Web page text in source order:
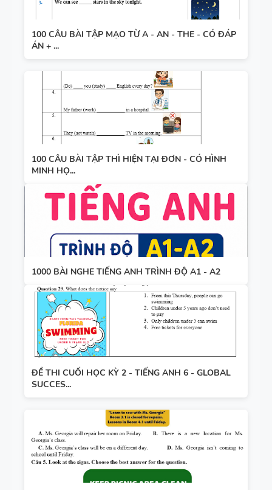
100 CÂU BÀI TẬP MẠO TỪ A - AN - THE - CÓ ĐÁP
ÁN + ...
100 CÂU BÀI TẬP THÌ HIỆN TẠI ĐƠN - CÓ HÌNH
MINH HỌ...
1000 BÀI NGHE TIẾNG ANH TRÌNH ĐỘ A1 - A2
ĐỀ THI CUỐI HỌC KỲ 2 - TIẾNG ANH 6 - GLOBAL
SUCCES...